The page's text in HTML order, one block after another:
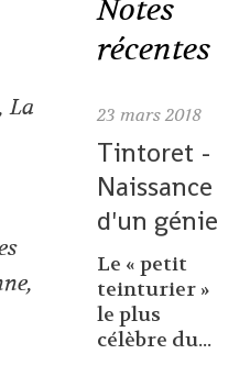
,La
,
Notes
récentes
23 mars 2018
Tintoret -
Naissance
d'un génie
Le « petit
teinturier »
le plus
célèbre du...